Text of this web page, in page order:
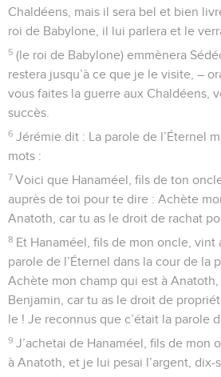
Chaldéens, mais il sera bel et bien
roi de Babylone, il lui parlera et le
5 (le roi de Babylone) emmènera
restera jusqu’à ce que je le visite, –
vous faites la guerre aux Chaldéens,
succès.
6 Jérémie dit : La parole de l’Éternel
mots :
7 Voici que Hanaméel, fils de ton
auprès de toi pour te dire : Achète
Anatoth, car tu as le droit de rachat
8 Et Hanaméel, fils de mon oncle, vint
parole de l’Éternel dans la cour de la
Achète mon champ qui est à Anatoth,
Benjamin, car tu as le droit de
le ! Je reconnus que c’était la parole
9 J’achetai de Hanaméel, fils de mon
à Anatoth, et je lui pesai l’argent, dix-